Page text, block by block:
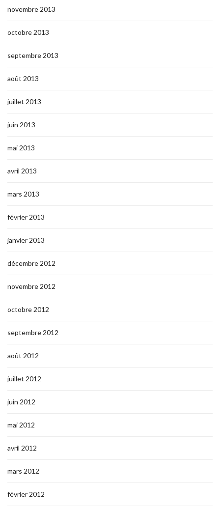
novembre 2013
octobre 2013
septembre 2013
août 2013
juillet 2013
juin 2013
mai 2013
avril 2013
mars 2013
février 2013
janvier 2013
décembre 2012
novembre 2012
octobre 2012
septembre 2012
août 2012
juillet 2012
juin 2012
mai 2012
avril 2012
mars 2012
février 2012